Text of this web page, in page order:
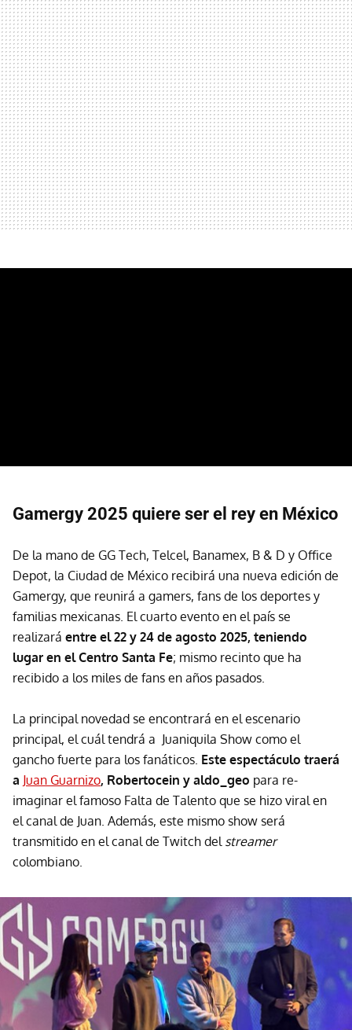
Gamergy 2025 quiere ser el rey en México
De la mano de GG Tech, Telcel, Banamex, B & D y Office
Depot, la Ciudad de México recibirá una nueva edición de
Gamergy, que reunirá a gamers, fans de los deportes y
familias mexicanas. El cuarto evento en el país se
realizará entre el 22 y 24 de agosto 2025, teniendo
lugar en el Centro Santa Fe; mismo recinto que ha
recibido a los miles de fans en años pasados.
La principal novedad se encontrará en el escenario
principal, el cuál tendrá a Juaniquila Show como el
gancho fuerte para los fanáticos. Este espectáculo traerá
a Juan Guarnizo, Robertocein y aldo_geo para re-
imaginar el famoso Falta de Talento que se hizo viral en
el canal de Juan. Además, este mismo show será
transmitido en el canal de Twitch del streamer
colombiano.